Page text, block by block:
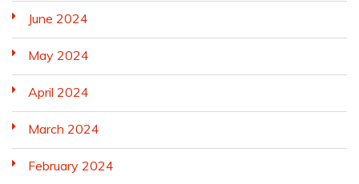
June 2024
May 2024
April 2024
March 2024
February 2024